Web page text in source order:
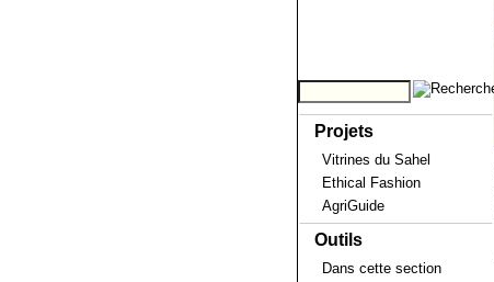
Projets
Vitrines du Sahel
Ethical Fashion
AgriGuide
Outils
Dans cette section